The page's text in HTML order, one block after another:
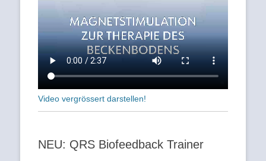
Video vergrössert darstellen!
NEU: QRS Biofeedback Trainer